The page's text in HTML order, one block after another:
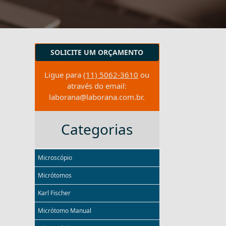
SOLICITE UM ORÇAMENTO
Ligue para(11) 5062-3610 ou
através do email:
laborana@laborana.com.br.
Categorias
Microscópio
Micrótomos
Karl Fischer
Micrótomo Manual